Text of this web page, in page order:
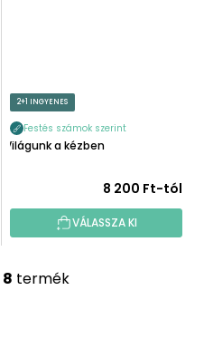
2+1 INGYENES
Festés számok szerint
Világunk a kézben
8 200 Ft-tól
VÁLASSZA KI
L
8 termék